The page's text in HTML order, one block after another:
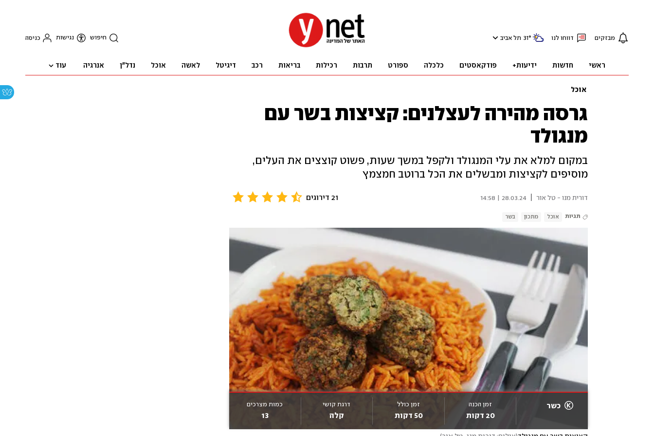
מבזקים דווחו לנו 31° תל אביב חיפוש נגישות כניסה
ראשי חדשות ידיעות+ פודקאסטים כלכלה ספורט תרבות רכילות בריאות רכב דיגיטל לאשה אוכל נדל"ן אנרגיה עוד
אוכל
גרסה מהירה לעצלנים: קציצות בשר עם
מנגולד
במקום למלא את עלי המנגולד ולקפל במשך שעות, פשוט קוצצים את העלים,
מוסיפים לקציצות ומבשלים את הכל ברוטב חמצמץ
דורית מנו - טל אור 28.03.24 | 14:58 21 דירוגים
תגיות אוכל מתכון בשר
כשר זמן הכנה
20 דקות
זמן כולל
50 דקות
דרגת קושי
קלה
כמות מצרכים
13